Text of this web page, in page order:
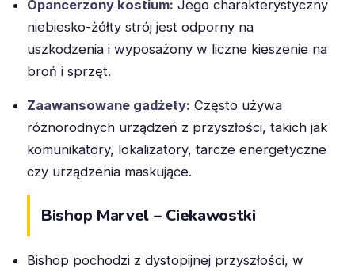
Opancerzony kostium: Jego charakterystyczny
niebiesko-żółty strój jest odporny na
uszkodzenia i wyposażony w liczne kieszenie na
broń i sprzęt.
Zaawansowane gadżety: Często używa
różnorodnych urządzeń z przyszłości, takich jak
komunikatory, lokalizatory, tarcze energetyczne
czy urządzenia maskujące.
Bishop Marvel – Ciekawostki
Bishop pochodzi z dystopijnej przyszłości, w